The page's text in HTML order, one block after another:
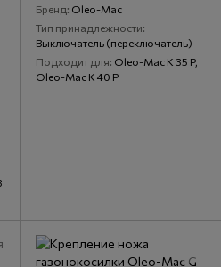
Бренд Oleo-Mac
Тип принадлежности
Выключатель (переключатель)
Подходит для Oleo-Mac K 35 P,
Oleo-Mac K 40 P